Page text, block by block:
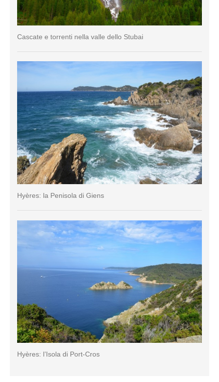
Cascate e torrenti nella valle dello Stubai
Hyères: la Penisola di Giens
Hyères: l’Isola di Port-Cros